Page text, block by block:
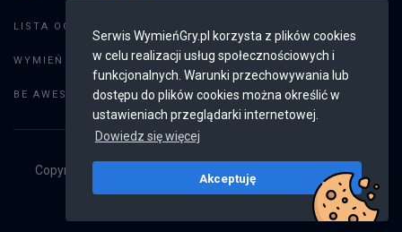
Serwis WymieńGry.pl korzysta z plików cookies
w celu realizacji usług społecznościowych i
funkcjonalnych. Warunki przechowywania lub
dostępu do plików cookies można określić w
ustawieniach przeglądarki internetowej.
Dowiedz się więcej
Akceptuję
LISTA OGŁOSZEŃ:
WYMIEŃ GRY: Dodaj ogłoszenie
BE AWESOME: Weryfikacja konta
Copyright © 2019 - 2026
Wszystkie prawa
v2.8.4